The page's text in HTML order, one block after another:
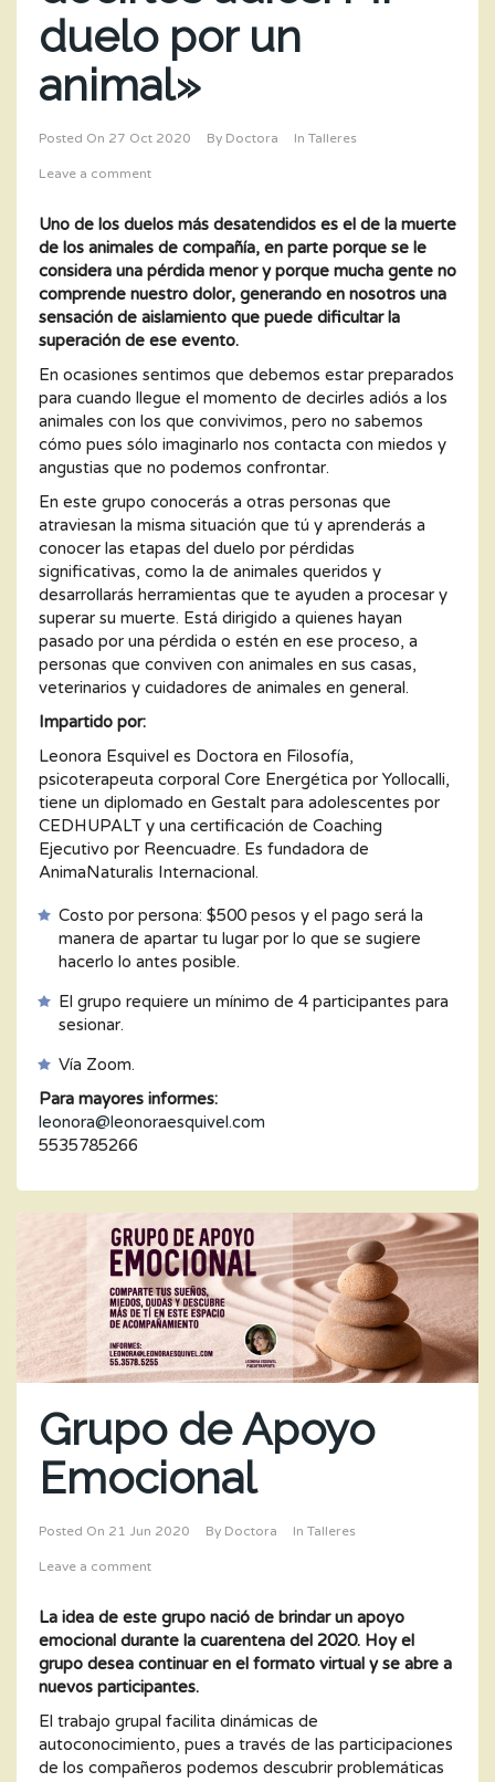
duelo por un
animal»
Posted On 27 Oct 2020 By Doctora In Talleres
Leave a comment
Uno de los duelos más desatendidos es el de la muerte
de los animales de compañía, en parte porque se le
considera una pérdida menor y porque mucha gente no
comprende nuestro dolor, generando en nosotros una
sensación de aislamiento que puede dificultar la
superación de ese evento.
En ocasiones sentimos que debemos estar preparados
para cuando llegue el momento de decirles adiós a los
animales con los que convivimos, pero no sabemos
cómo pues sólo imaginarlo nos contacta con miedos y
angustias que no podemos confrontar.
En este grupo conocerás a otras personas que
atraviesan la misma situación que tú y aprenderás a
conocer las etapas del duelo por pérdidas
significativas, como la de animales queridos y
desarrollarás herramientas que te ayuden a procesar y
superar su muerte. Está dirigido a quienes hayan
pasado por una pérdida o estén en ese proceso, a
personas que conviven con animales en sus casas,
veterinarios y cuidadores de animales en general.
Impartido por:
Leonora Esquivel es Doctora en Filosofía,
psicoterapeuta corporal Core Energética por Yollocalli,
tiene un diplomado en Gestalt para adolescentes por
CEDHUPALT y una certificación de Coaching
Ejecutivo por Reencuadre. Es fundadora de
AnimaNaturalis Internacional.
Costo por persona: $500 pesos y el pago será la
manera de apartar tu lugar por lo que se sugiere
hacerlo lo antes posible.
El grupo requiere un mínimo de 4 participantes para
sesionar.
Vía Zoom.
Para mayores informes:
leonora@leonoraesquivel.com
5535785266
Grupo de Apoyo
Emocional
Posted On 21 Jun 2020 By Doctora In Talleres
Leave a comment
La idea de este grupo nació de brindar un apoyo
emocional durante la cuarentena del 2020. Hoy el
grupo desea continuar en el formato virtual y se abre a
nuevos participantes.
El trabajo grupal facilita dinámicas de
autoconocimiento, pues a través de las participaciones
de los compañeros podemos descubrir problemáticas